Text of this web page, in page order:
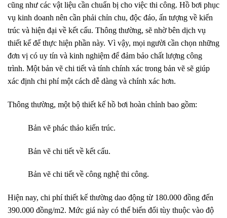
cũng như các vật liệu cần chuẩn bị cho việc thi công. Hồ bơi phục
vụ kinh doanh nên cần phải chỉn chu, độc đáo, ấn tượng về kiến
trúc và hiện đại về kết cấu. Thông thường, sẽ nhờ bên dịch vụ
thiết kế để thực hiện phần này. Vì vậy, mọi người cần chọn những
đơn vị có uy tín và kinh nghiệm để đảm bảo chất lượng công
trình. Một bản vẽ chi tiết và tính chính xác trong bản vẽ sẽ giúp
xác định chi phí một cách dễ dàng và chính xác hơn.
Thông thường, một bộ thiết kế hồ bơi hoàn chỉnh bao gồm:
Bản vẽ phác thảo kiến trúc.
Bản vẽ chi tiết về kết cấu.
Bản vẽ chi tiết về công nghệ thi công.
Hiện nay, chi phí thiết kế thường dao động từ 180.000 đồng đến
390.000 đồng/m2. Mức giá này có thể biến đổi tùy thuộc vào độ